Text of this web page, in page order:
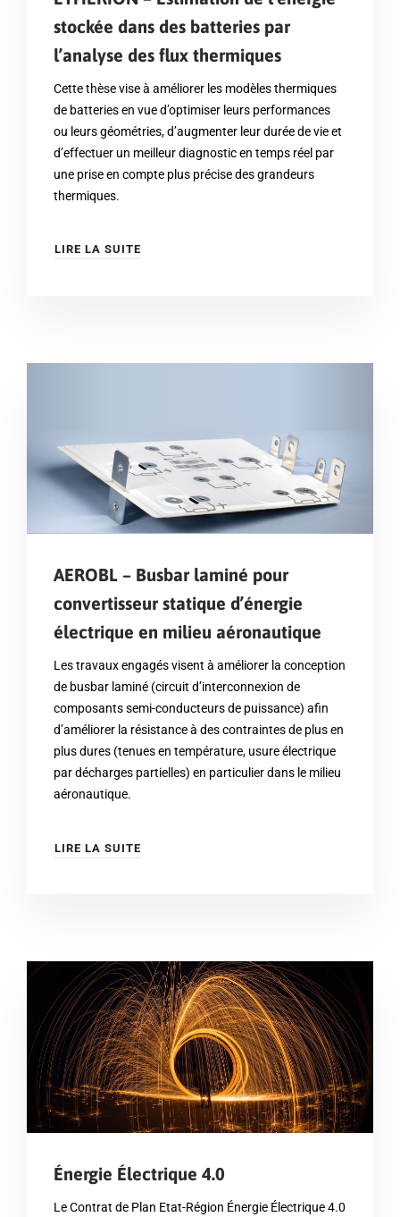
stockée dans des batteries par
l’analyse des flux thermiques
Cette thèse vise à améliorer les modèles thermiques
de batteries en vue d’optimiser leurs performances
ou leurs géométries, d’augmenter leur durée de vie et
d’effectuer un meilleur diagnostic en temps réel par
une prise en compte plus précise des grandeurs
thermiques.
LIRE LA SUITE
AEROBL – Busbar laminé pour
convertisseur statique d’énergie
électrique en milieu aéronautique
Les travaux engagés visent à améliorer la conception
de busbar laminé (circuit d’interconnexion de
composants semi-conducteurs de puissance) afin
d’améliorer la résistance à des contraintes de plus en
plus dures (tenues en température, usure électrique
par décharges partielles) en particulier dans le milieu
aéronautique.
LIRE LA SUITE
Énergie Électrique 4.0
Le Contrat de Plan Etat-Région Énergie Électrique 4.0